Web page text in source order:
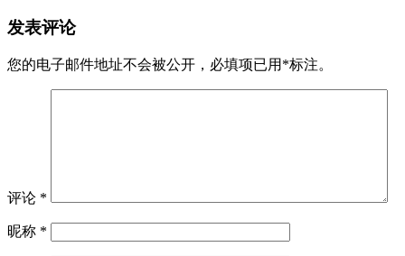
发表评论
您的电子邮件地址不会被公开， 必填项已用 *标注。
评论 *
昵称 *